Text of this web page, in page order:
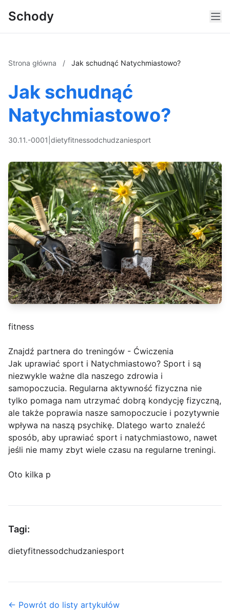
Schody
Strona główna / Jak schudnąć Natychmiastowo?
Jak schudnąć
Natychmiastowo?
30.11.-0001 dietyfitnessodchudzaniesport
fitness
Znajdź partnera do treningów - Ćwiczenia
Jak uprawiać sport i Natychmiastowo? Sport i są
niezwykle ważne dla naszego zdrowia i
samopoczucia. Regularna aktywność fizyczna nie
tylko pomaga nam utrzymać dobrą kondycję fizyczną,
ale także poprawia nasze samopoczucie i pozytywnie
wpływa na naszą psychikę. Dlatego warto znaleźć
sposób, aby uprawiać sport i natychmiastowo, nawet
jeśli nie mamy zbyt wiele czasu na regularne treningi.
Oto kilka p
Tagi:
dietyfitnessodchudzaniesport
← Powrót do listy artykułów